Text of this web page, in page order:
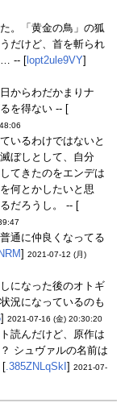
。「黄金の鳥」の狐
だけど、首を斬られ
… -- [ lopt2ule9VY]
からわだかまりナ
を得ない -- [
いるわけではないと
ぼしとして、自分
てきたのをエンデは
何とかしたいと思
だろうし。 -- [
通に仲良くなってる
] 2021-07-12 (月)
になった後のオトギ
況になっているのも
] 2021-07-16 (金) 20:30:20
読んだけど、原作は
シュヴァルの名前は
[.385ZNLqSkI ] 2021-07-